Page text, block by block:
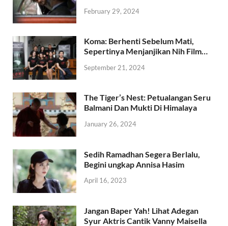
February 29, 2024
Koma: Berhenti Sebelum Mati,
Sepertinya Menjanjikan Nih Film…
September 21, 2024
The Tiger’s Nest: Petualangan Seru
Balmani Dan Mukti Di Himalaya
January 26, 2024
Sedih Ramadhan Segera Berlalu,
Begini ungkap Annisa Hasim
April 16, 2023
Jangan Baper Yah! Lihat Adegan
Syur Aktris Cantik Vanny Maisella